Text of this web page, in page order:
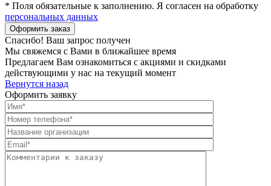
* Поля обязательные к заполнению. Я согласен на обработку
персональных данных
Спасибо! Ваш запрос получен
Мы свяжемся с Вами в ближайшее время
Предлагаем Вам ознакомиться с акциями и скидками
действующими у нас на текущий момент
Вернутся назад
Оформить заявку